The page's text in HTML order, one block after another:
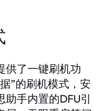
供了一键刷机功
”的刷机模式，安
手内置的DFU引